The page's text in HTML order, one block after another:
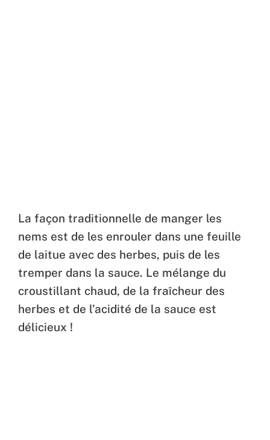
La façon traditionnelle de manger les
nems est de les enrouler dans une feuille
de laitue avec des herbes, puis de les
tremper dans la sauce. Le mélange du
croustillant chaud, de la fraîcheur des
herbes et de l’acidité de la sauce est
délicieux !